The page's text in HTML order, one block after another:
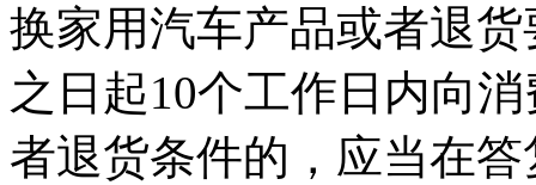
换家用汽车产品或者退
之日起10个工作日内向
者退货条件的，应当在